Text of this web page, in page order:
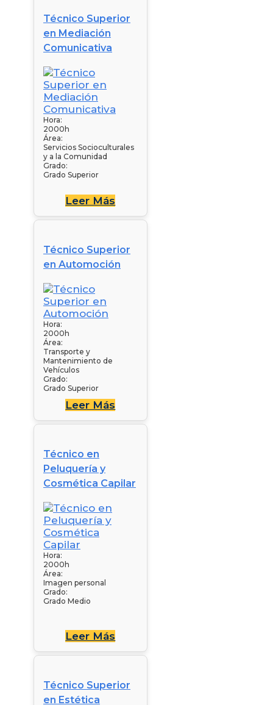
Técnico Superior
en Mediación
Comunicativa
Hora:
2000h
Área:
Servicios Socioculturales
y a la Comunidad
Grado:
Grado Superior
Leer Más
Técnico Superior
en Automoción
Hora:
2000h
Área:
Transporte y
Mantenimiento de
Vehículos
Grado:
Grado Superior
Leer Más
Técnico en
Peluquería y
Cosmética Capilar
Hora:
2000h
Área:
Imagen personal
Grado:
Grado Medio
Leer Más
Técnico Superior
en Estética